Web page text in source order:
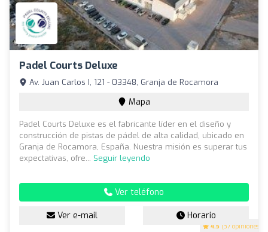
Padel Courts Deluxe
4.5 (37 opiniones)
Av. Juan Carlos I, 121 - 03348, Granja de Rocamora
Mapa
Padel Courts Deluxe es el fabricante líder en el diseño y
construcción de pistas de pádel de alta calidad, ubicado en
Granja de Rocamora, España. Nuestra misión es superar tus
expectativas, ofre... Seguir leyendo
Ver teléfono
Ver e-mail Horario